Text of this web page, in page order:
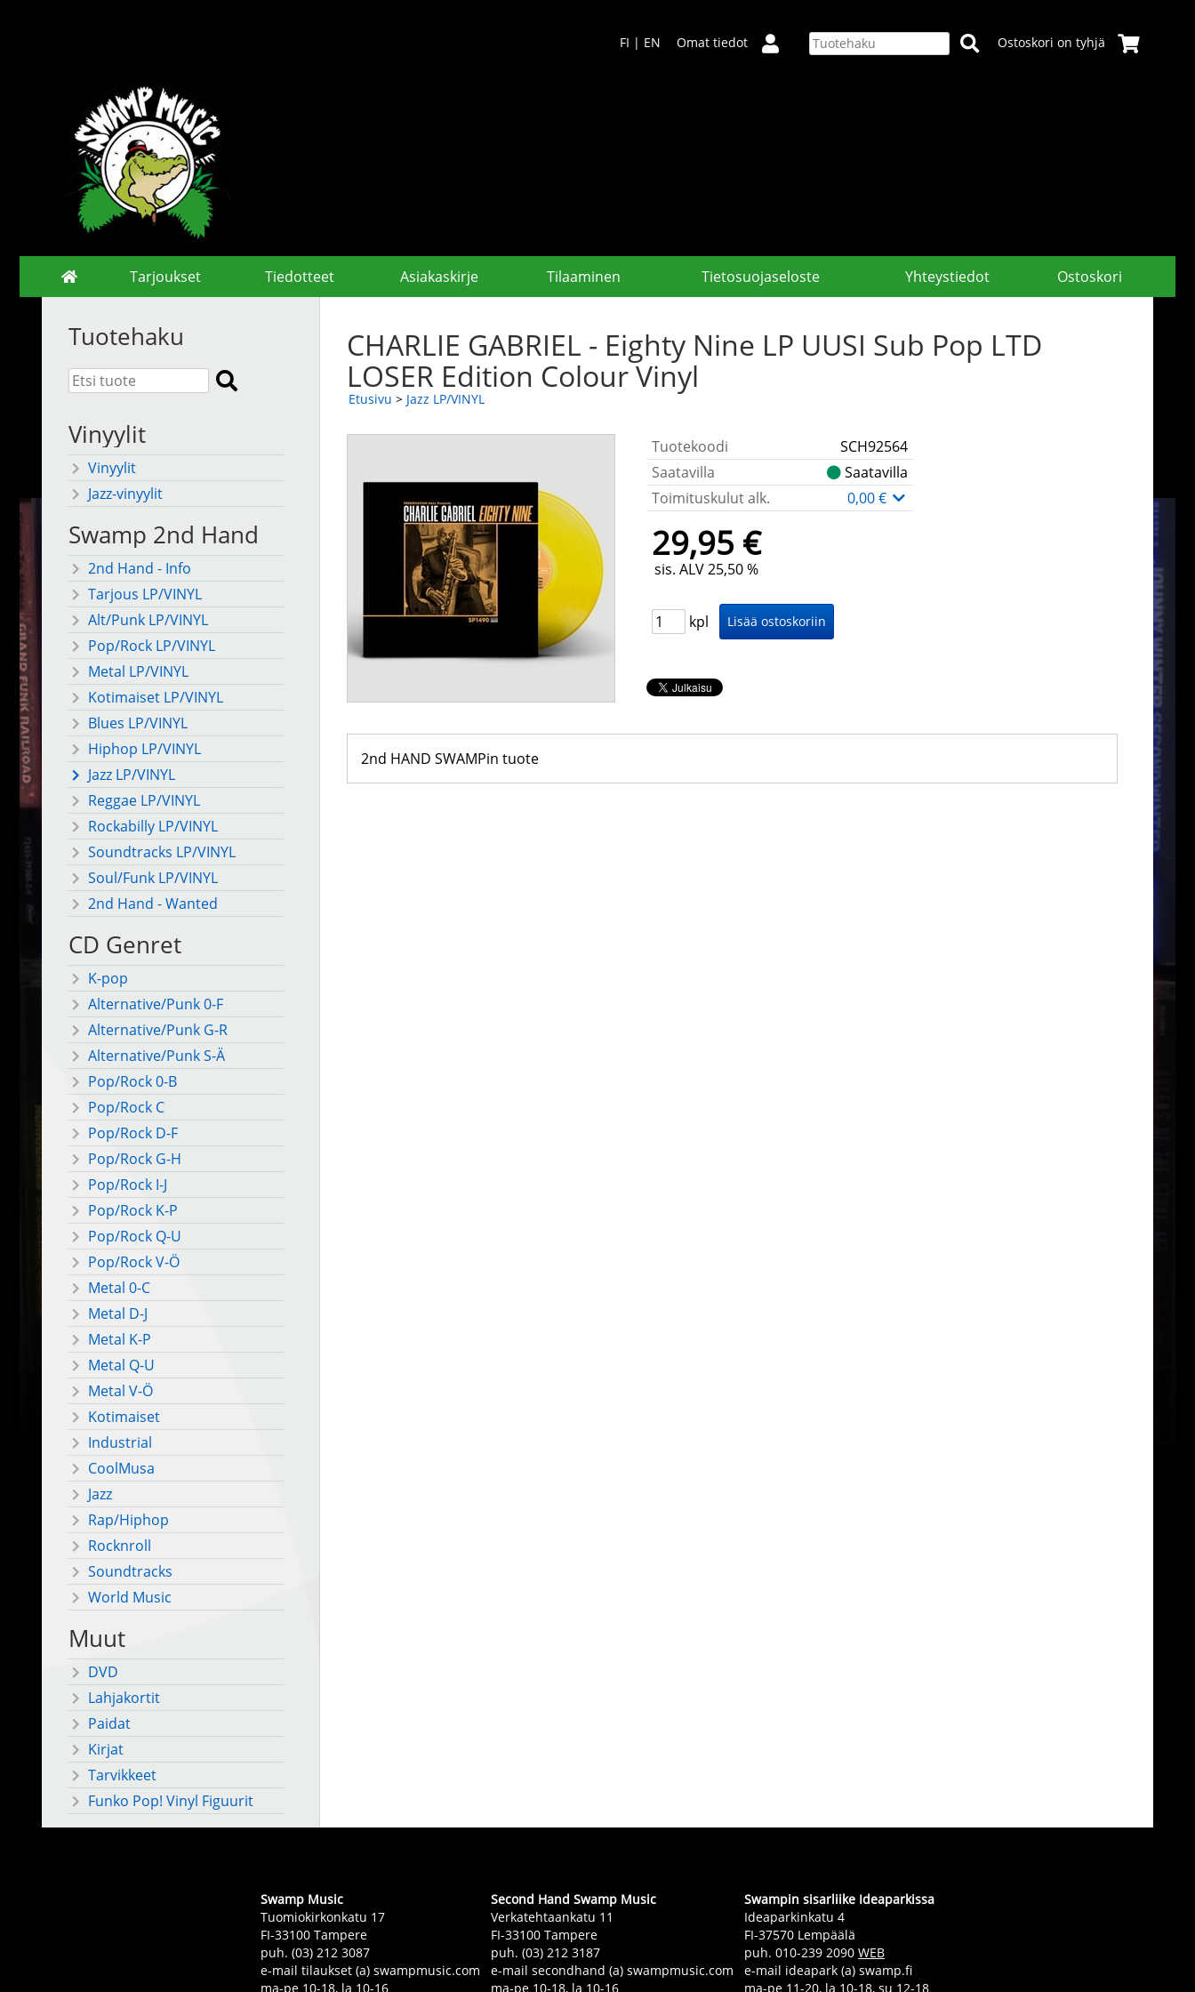
FI | EN Omat tiedot Ostoskori on tyhjä
Tarjoukset Tiedotteet Asiakaskirje Tilaaminen Tietosuojaseloste Yhteystiedot Ostoskori
Tuotehaku
Vinyylit
Vinyylit
Jazz-vinyylit
Swamp 2nd Hand
2nd Hand - Info
Tarjous LP/VINYL
Alt/Punk LP/VINYL
Pop/Rock LP/VINYL
Metal LP/VINYL
Kotimaiset LP/VINYL
Blues LP/VINYL
Hiphop LP/VINYL
Jazz LP/VINYL
Reggae LP/VINYL
Rockabilly LP/VINYL
Soundtracks LP/VINYL
Soul/Funk LP/VINYL
2nd Hand - Wanted
CD Genret
K-pop
Alternative/Punk 0-F
Alternative/Punk G-R
Alternative/Punk S-Ä
Pop/Rock 0-B
Pop/Rock C
Pop/Rock D-F
Pop/Rock G-H
Pop/Rock I-J
Pop/Rock K-P
Pop/Rock Q-U
Pop/Rock V-Ö
Metal 0-C
Metal D-J
Metal K-P
Metal Q-U
Metal V-Ö
Kotimaiset
Industrial
CoolMusa
Jazz
Rap/Hiphop
Rocknroll
Soundtracks
World Music
Muut
DVD
Lahjakortit
Paidat
Kirjat
Tarvikkeet
Funko Pop! Vinyl Figuurit
CHARLIE GABRIEL - Eighty Nine LP UUSI Sub Pop LTD
LOSER Edition Colour Vinyl
Etusivu > Jazz LP/VINYL
Tuotekoodi
SCH92564
Saatavilla
Saatavilla
Toimituskulut alk.
0,00 €
29,95 €
sis. ALV 25,50 %
kpl
2nd HAND SWAMPin tuote
Swamp Music
Tuomiokirkonkatu 17
FI-33100 Tampere
puh. (03) 212 3087
e-mail tilaukset (a) swampmusic.com
ma-pe 10-18, la 10-16
Second Hand Swamp Music
Verkatehtaankatu 11
FI-33100 Tampere
puh. (03) 212 3187
e-mail secondhand (a) swampmusic.com
ma-pe 10-18, la 10-16
Swampin sisarliike Ideaparkissa
Ideaparkinkatu 4
FI-37570 Lempäälä
puh. 010-239 2090 WEB
e-mail ideapark (a) swamp.fi
ma-pe 11-20, la 10-18, su 12-18